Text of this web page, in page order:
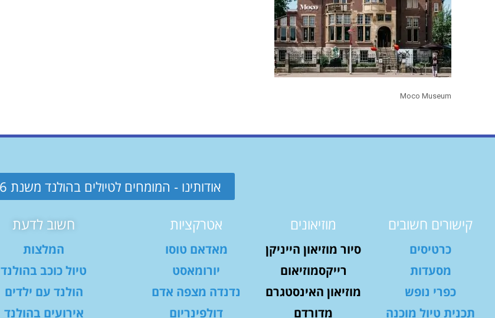
Moco Museum
אודותינו - המומחים לטיולים בהולנד משנת 2016
קישורים חשובים
כרטיסים
מסעדות
כפרי נופש
תכנית טיול מוכנה
מוזיאונים
סיור מוזיאון הייניקן
רייקסמוזיאום
מוזיאון האינסטגרם
מדורדם
אטרקציות
מאדאם טוסו
יורומאסט
נדנדה מצפה אדם
דולפינריום
חשוב לדעת
המלצות
טיול כוכב בהולנד
הולנד עם ילדים
אירועים בהולנד